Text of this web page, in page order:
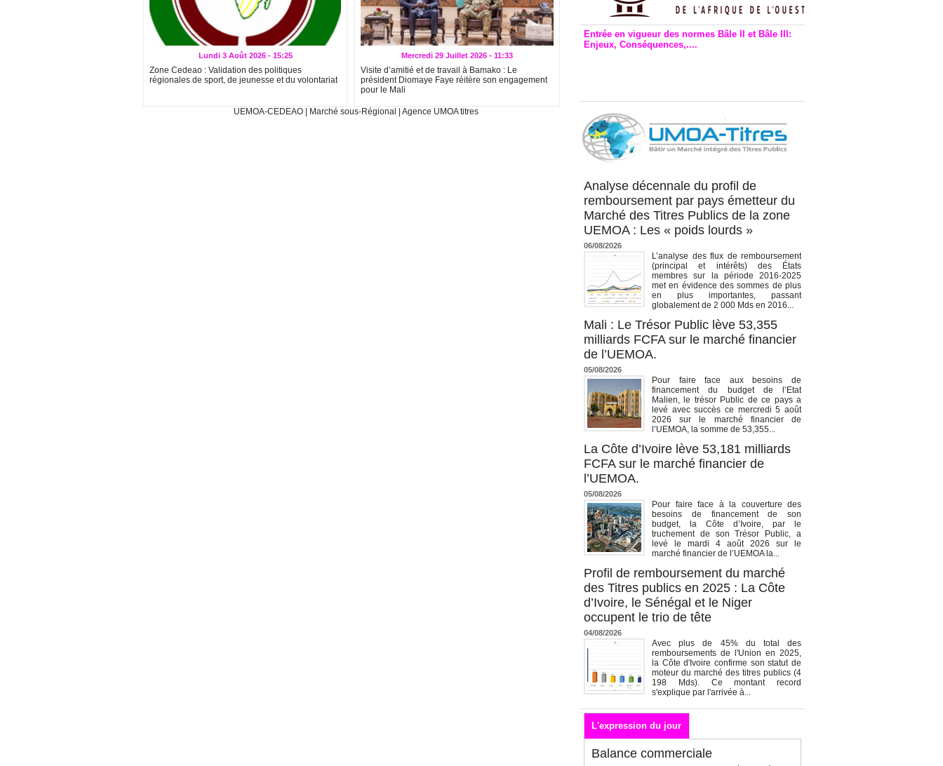
Lundi 3 Août 2026 - 15:25
Zone Cedeao : Validation des politiques
régionales de sport, de jeunesse et du volontariat
Mercredi 29 Juillet 2026 - 11:33
Visite d’amitié et de travail à Bamako : Le
président Diomaye Faye réitère son engagement
pour le Mali
UEMOA-CEDEAO | Marché sous-Régional | Agence UMOA titres
Entrée en vigueur des normes Bâle II et Bâle III:
Enjeux, Conséquences,....
Analyse décennale du profil de
remboursement par pays émetteur du
Marché des Titres Publics de la zone
UEMOA : Les « poids lourds »
06/08/2026
L’analyse des flux de remboursement
(principal et intérêts) des États
membres sur la période 2016-2025
met en évidence des sommes de plus
en plus importantes, passant
globalement de 2 000 Mds en 2016...
Mali : Le Trésor Public lève 53,355
milliards FCFA sur le marché financier
de l’UEMOA.
05/08/2026
Pour faire face aux besoins de
financement du budget de l’Etat
Malien, le trésor Public de ce pays a
levé avec succès ce mercredi 5 août
2026 sur le marché financier de
l’UEMOA, la somme de 53,355...
La Côte d’Ivoire lève 53,181 milliards
FCFA sur le marché financier de
l’UEMOA.
05/08/2026
Pour faire face à la couverture des
besoins de financement de son
budget, la Côte d’Ivoire, par le
truchement de son Trésor Public, a
levé le mardi 4 août 2026 sur le
marché financier de l’UEMOA la...
Profil de remboursement du marché
des Titres publics en 2025 : La Côte
d’Ivoire, le Sénégal et le Niger
occupent le trio de tête
04/08/2026
Avec plus de 45% du total des
remboursements de l'Union en 2025,
la Côte d'Ivoire confirme son statut de
moteur du marché des titres publics (4
198 Mds). Ce montant record
s'explique par l'arrivée à...
L'expression du jour
Balance commerciale